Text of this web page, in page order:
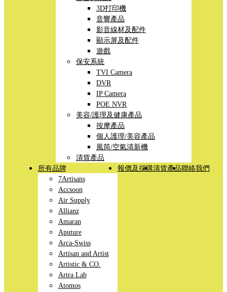
3D打印機
音響產品
影音線材及配件
顯示屏及配件
遊戲
保安系統
TVI Camera
DVR
IP Camera
POE NVR
美容/護理及健康產品
按摩產品
個人護理/美容產品
風筒/空氣清新機
清貨產品
所有品牌
7Artisans
Accsoon
Air Supply
Allianz
Amaran
Aputure
Arca-Swiss
Artisan and Artist
Artistic & CO.
Artra Lab
Atomos
報價及採購清貨產品聯絡我們